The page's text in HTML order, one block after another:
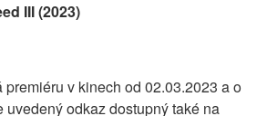
III (2023)
premiéru v kinech od 02.03.2023 a o
uvedený odkaz dostupný také na